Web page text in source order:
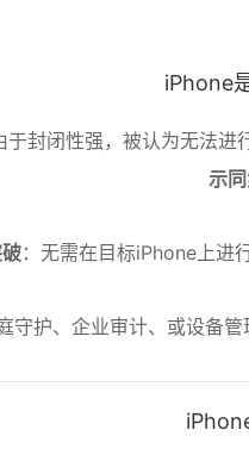
iPhone
封闭性强，被认为无法进
示
：无需在目标iPhone上进
守护、企业审计、或设备